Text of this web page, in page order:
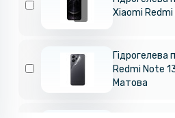
Xiaomi
Гідрогелева
Redmi Note
Матова